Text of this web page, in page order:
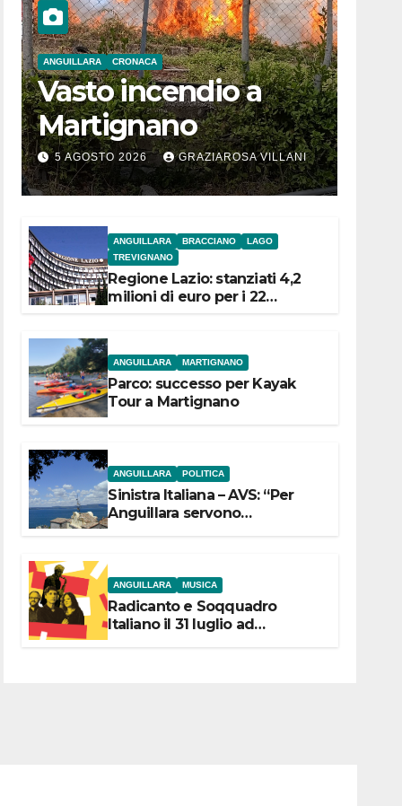
ANGUILLARA CRONACA
Vasto incendio a
Martignano
5 AGOSTO 2026 GRAZIAROSA VILLANI
ANGUILLARA BRACCIANO
LAGO
TREVIGNANO
Regione Lazio: stanziati 4,2
milioni di euro per i 22
ANGUILLARA MARTIGNANO
Parco: successo per Kayak
Tour a Martignano
ANGUILLARA POLITICA
Sinistra Italiana – AVS: “Per
Anguillara servono
ANGUILLARA MUSICA
Radicanto e Soqquadro
Italiano il 31 luglio ad